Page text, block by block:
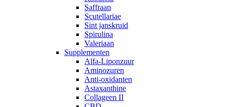
Saffraan
Scutellariae
Sint janskruid
Spirulina
Valeriaan
Supplementen
Alfa-Liponzuur
Aminozuren
Anti-oxidanten
Astaxanthine
Collageen II